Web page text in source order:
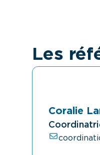
Les
Coralie